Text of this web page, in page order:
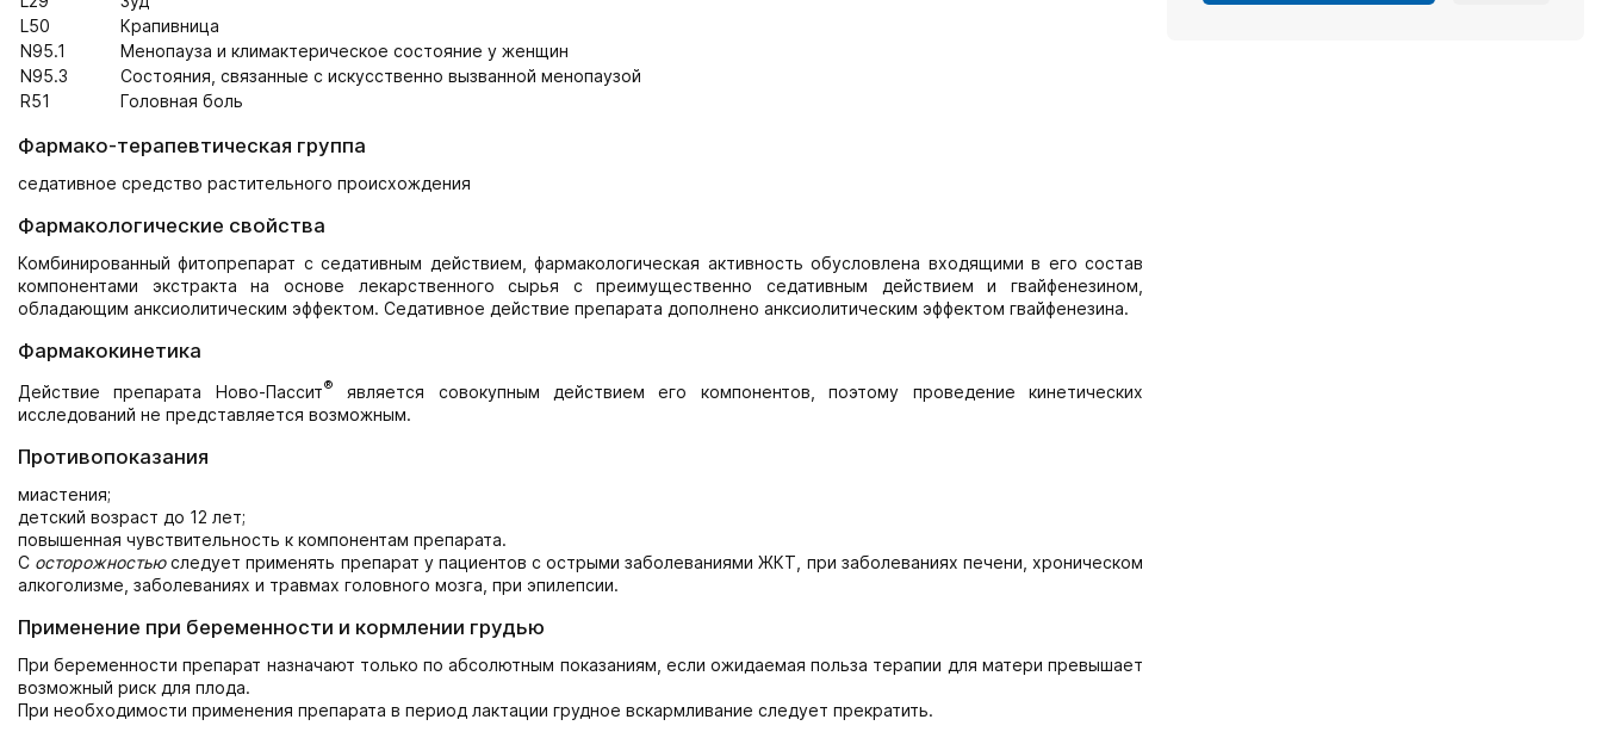
L50
Крапивница
N95.1
Менопауза и климактерическое состояние у женщин
N95.3
Состояния, связанные с искусственно вызванной менопаузой
R51
Головная боль
Фармако-терапевтическая группа
седативное средство растительного происхождения
Фармакологические свойства
Комбинированный фитопрепарат с седативным действием, фармакологическая активность обусловлена входящими в его состав
компонентами экстракта на основе лекарственного сырья с преимущественно седативным действием и гвайфенезином,
обладающим анксиолитическим эффектом. Седативное действие препарата дополнено анксиолитическим эффектом гвайфенезина.
Фармакокинетика
Действие препарата Ново-Пассит®
является совокупным действием его компонентов, поэтому проведение кинетических
исследований не представляется возможным.
Противопоказания
миастения;
детский возраст до 12 лет;
повышенная чувствительность к компонентам препарата.
С осторожностьюследует применять препарат у пациентов с острыми заболеваниями ЖКТ, при заболеваниях печени, хроническом
алкоголизме, заболеваниях и травмах головного мозга, при эпилепсии.
Применение при беременности и кормлении грудью
При беременности препарат назначают только по абсолютным показаниям, если ожидаемая польза терапии для матери превышает
возможный риск для плода.
При необходимости применения препарата в период лактации грудное вскармливание следует прекратить.